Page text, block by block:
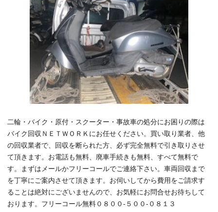
二輪・バイク・原付・スクーター・事故車の処分にお困りの際は
バイク回収ＮＥＴＷＯＲＫにお任せください。買い取り業者、他
の回収業者で、回収を断られた方、必ず完全無料で引き取りさせ
て頂きます。お電話も無料、廃車手続きも無料、すべて無料で
す。まずはメールかフリーコールでご連絡下さい。車両回収まで
を丁寧にご案内させて頂きます。お伺いしてから費用をご請求す
ることは絶対にございませんので、お気軽にお問合せお待ちして
おります。フリーコール無料０８００-５００-０８１３